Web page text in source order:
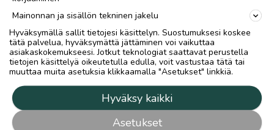
link
Ilmoittaja:markus ojatalo
Katso ilmoittajan kaikki ilmoitukset(239)
OTA YHTEYTTÄ ILMOITTAJAAN
Mainonnan ja sisällön tekninen jakelu
Hyväksymällä sallit tietojesi käsittelyn. Suostumuksesi koskee
tätä palvelua, hyväksymättä jättäminen voi vaikuttaa
asiakaskokemukseesi. Jotkut teknologiat saattavat perustella
tietojen käsittelyä oikeutetulla edulla, voit vastustaa tätä tai
muuttaa muita asetuksia klikkaamalla "Asetukset" linkkiä.
Hyväksy kaikki
Asetukset